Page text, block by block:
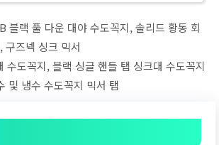
블랙 풀 다운 대야 수도꼭지, 솔리드 황동 회
구즈넥 싱크 믹서
수도꼭지, 블랙 싱글 핸들 탭 싱크대 수도꼭지
및 냉수 수도꼭지 믹서 탭